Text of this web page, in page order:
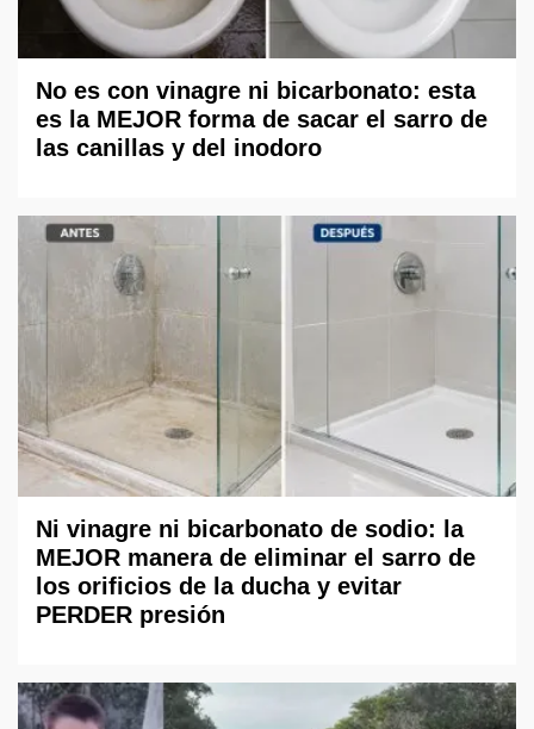
No es con vinagre ni bicarbonato: esta
es la MEJOR forma de sacar el sarro de
las canillas y del inodoro
Ni vinagre ni bicarbonato de sodio: la
MEJOR manera de eliminar el sarro de
los orificios de la ducha y evitar
PERDER presión